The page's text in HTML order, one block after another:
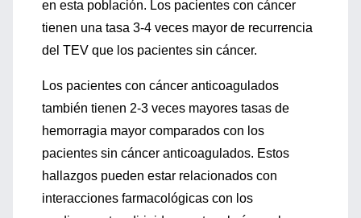
en esta población. Los pacientes con cáncer
tienen una tasa 3-4 veces mayor de recurrencia
del TEV que los pacientes sin cáncer.
Los pacientes con cáncer anticoagulados
también tienen 2-3 veces mayores tasas de
hemorragia mayor comparados con los
pacientes sin cáncer anticoagulados. Estos
hallazgos pueden estar relacionados con
interacciones farmacológicas con los